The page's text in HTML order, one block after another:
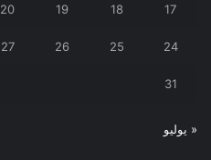
17
18
19
20
24
25
26
27
31
« يوليو